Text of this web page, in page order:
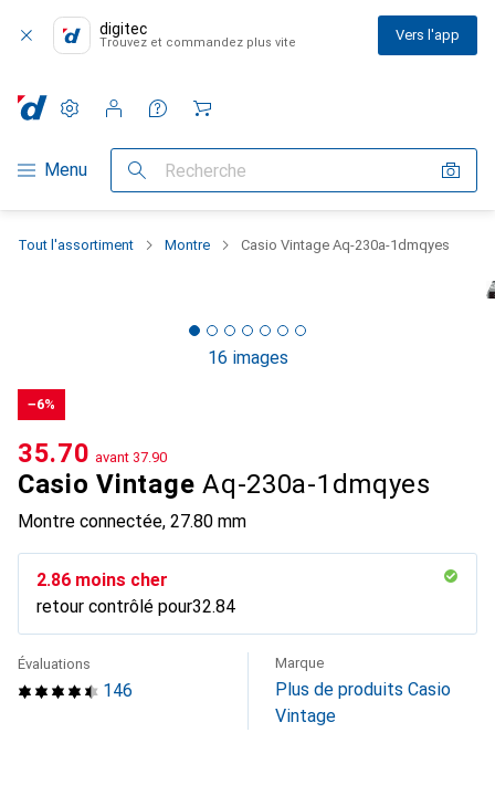
digitec
Trouvez et commandez plus vite Vers l'app
Navigation par catégorie
Menu Recherche
Paramètres
Compte client
Listes de comparaison
Listes d'envies
Panier
Tout l'assortiment Montre Casio Vintage Aq-230a-1dmqyes
16 images
−6%
Casio Vintage Aq-230a-1dmqyes
Montre connectée, 27.80 mm
CHF
35.70 avant CHF
37.90
CHF
2.86 moins cher
retour contrôlé pourCHF
32.84
146
Évaluations Marque
Plus de produits Casio
Vintage